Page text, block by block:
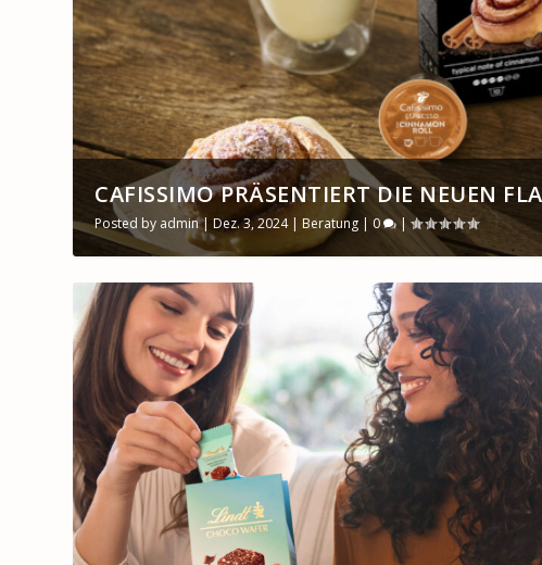
CAFISSIMO PRÄSENTIERT DIE NEUEN
Posted by admin|Dez. 3, 2024|Beratung |0 |